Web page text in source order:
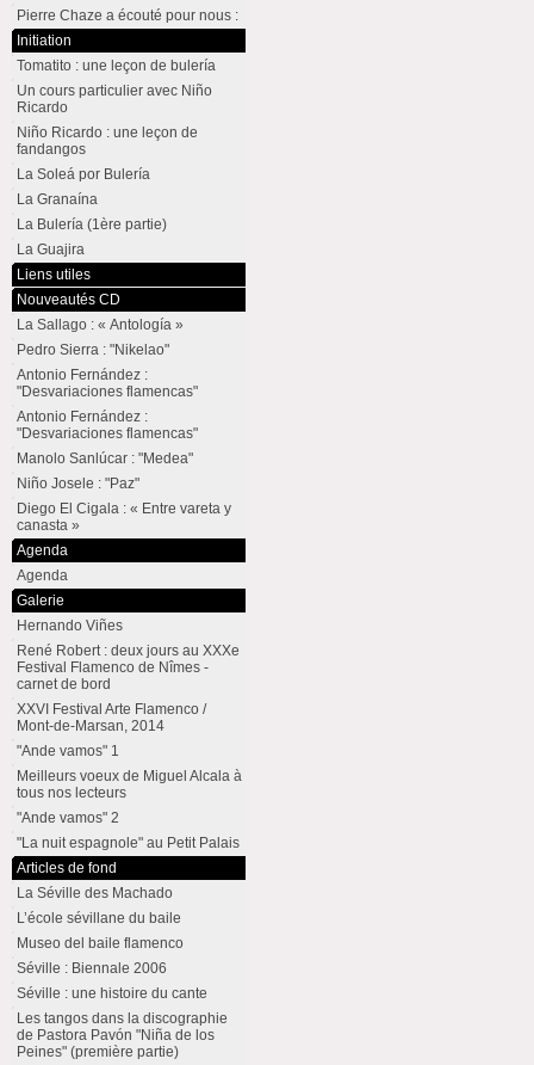
Pierre Chaze a écouté pour nous :
Initiation
Tomatito : une leçon de bulería
Un cours particulier avec Niño
Ricardo
Niño Ricardo : une leçon de
fandangos
La Soleá por Bulería
La Granaína
La Bulería (1ère partie)
La Guajira
Liens utiles
Nouveautés CD
La Sallago : « Antología »
Pedro Sierra : "Nikelao"
Antonio Fernández :
"Desvariaciones flamencas"
Antonio Fernández :
"Desvariaciones flamencas"
Manolo Sanlúcar : "Medea"
Niño Josele : "Paz"
Diego El Cigala : « Entre vareta y
canasta »
Agenda
Agenda
Galerie
Hernando Viñes
René Robert : deux jours au XXXe
Festival Flamenco de Nîmes -
carnet de bord
XXVI Festival Arte Flamenco /
Mont-de-Marsan, 2014
"Ande vamos" 1
Meilleurs voeux de Miguel Alcala à
tous nos lecteurs
"Ande vamos" 2
"La nuit espagnole" au Petit Palais
Articles de fond
La Séville des Machado
L’école sévillane du baile
Museo del baile flamenco
Séville : Biennale 2006
Séville : une histoire du cante
Les tangos dans la discographie
de Pastora Pavón "Niña de los
Peines" (première partie)